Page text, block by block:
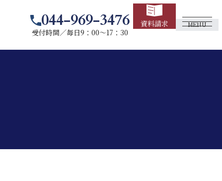
044-969-3476
受付時間／毎日9：00～17：30
資料請求 MENU